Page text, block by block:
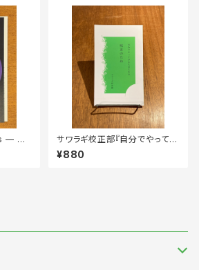
— 複
る
をめ
サワラギ校正部『自分でやってみ
る人のための 校正のたね』
¥880